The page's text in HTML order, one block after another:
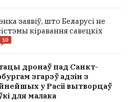
заявіў, што Беларусі не
кіравання савецкіх
10
дронаў пад Санкт-
згарэў адзін з
у Расіі вытворцаў
для малака